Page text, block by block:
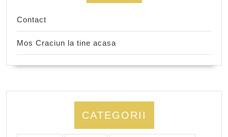
Contact
Mos Craciun la tine acasa
CATEGORII